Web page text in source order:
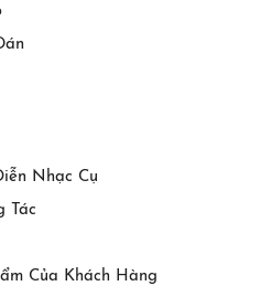
Nhạc Cụ
Tác
Của Khách Hàng